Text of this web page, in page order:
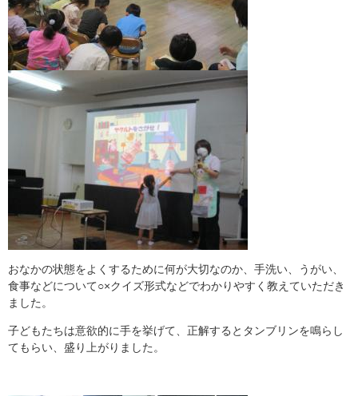
おなかの状態をよくするために何が大切なのか、手洗い、うがい、
食事などについて○×クイズ形式などでわかりやすく教えていただき
ました。
子どもたちは意欲的に手を挙げて、正解するとタンブリンを鳴らし
てもらい、盛り上がりました。